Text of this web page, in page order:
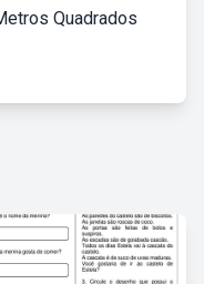
Quadrados